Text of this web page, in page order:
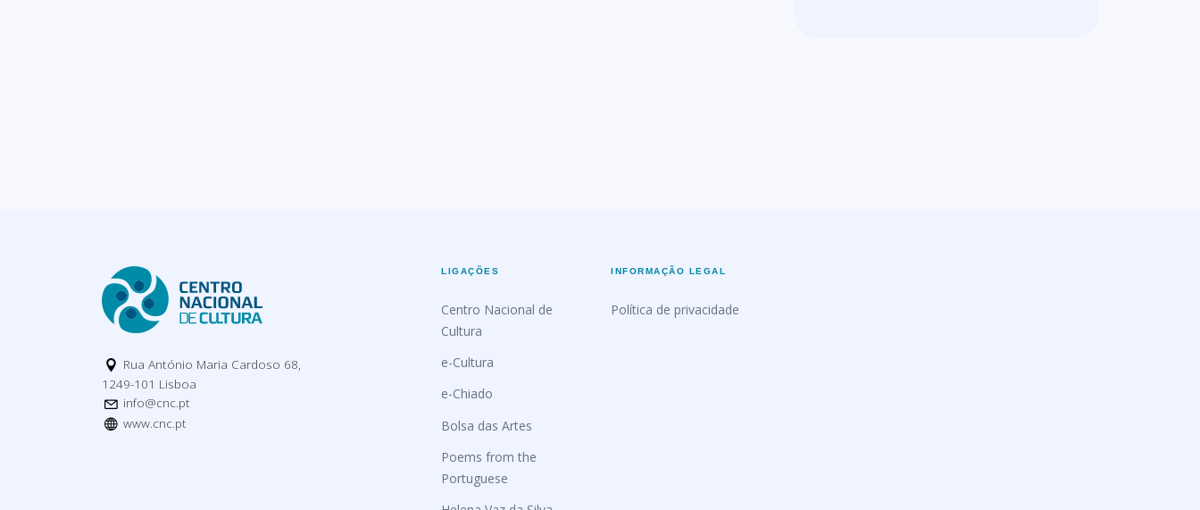
Rua António Maria Cardoso 68,
1249-101 Lisboa
info@cnc.pt
www.cnc.pt
LIGAÇÕES
Centro Nacional de
Cultura
e-Cultura
e-Chiado
Bolsa das Artes
Poems from the
Portuguese
INFORMAÇÃO LEGAL
Política de privacidade